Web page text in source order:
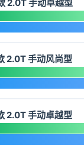
2.0T 手动卓越型
2.0T 手动风尚型
2.0T 手动卓越型